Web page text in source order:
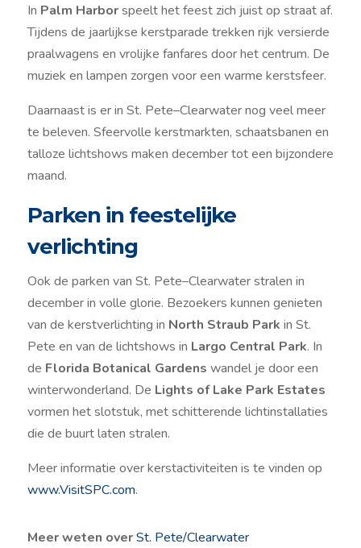
In Palm Harborspeelt het feest zich juist op straat af.
Tijdens de jaarlijkse kerstparade trekken rijk versierde
praalwagens en vrolijke fanfares door het centrum. De
muziek en lampen zorgen voor een warme kerstsfeer.
Daarnaast is er in St. Pete–Clearwater nog veel meer
te beleven. Sfeervolle kerstmarkten, schaatsbanen en
talloze lichtshows maken december tot een bijzondere
maand.
Parken in feestelijke
verlichting
Ook de parken van St. Pete–Clearwater stralen in
december in volle glorie. Bezoekers kunnen genieten
van de kerstverlichting in North Straub Park in St.
Pete en van de lichtshows in Largo Central Park. In
de Florida Botanical Gardens wandel je door een
winterwonderland. De Lights of Lake Park Estates
vormen het slotstuk, met schitterende lichtinstallaties
die de buurt laten stralen.
Meer informatie over kerstactiviteiten is te vinden op
www.VisitSPC.com.
Meer weten over St. Pete/Clearwater